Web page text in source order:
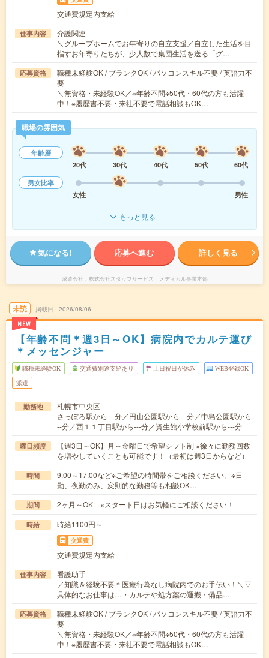
交通費規定内支給
仕事内容
介護関連
＼グループホームでお年寄りの自立支援／自立した生活を目
指すお年寄りたちが、少人数で集団生活を送る「グ…
応募資格
職種未経験OK / ブランクOK / パソコンスキル不要 / 英語力不
要
＼無資格・未経験OK／※年齢不問※50代・60代の方も活躍
中！※履歴書不要・来社不要で電話相談もOK…
職場の雰囲気
年齢層
20代
30代 40代 50代
60代
男女比率
女性
男性
もっと見る
気になる! 応募へ進む 詳しく見る
派遣会社 株式会社スタッフサービス メディカル事業本部
未読
NEW
掲載日 2026/08/06
【年齢不問＊週3日～OK】病院内でカルテ運び
＊メッセンジャー
職種未経験OK 交通費別途支給あり 土日祝日が休み WEB登録OK
派遣
勤務地
札幌市中央区
さっぽろ駅から---分／円山公園駅から---分／中島公園駅から-
--分／西１１丁目駅から---分／資生館小学校前駅から---分
曜日頻度
【週3日～OK】月～金曜日で希望シフト制 ※徐々に勤務回数
を増やしていくことも可能です！（最初は週3日からなど）
時間
9:00～17:00など※ご希望の時間帯をご相談ください。※日
勤、夜勤のみ、変則的な勤務等も相談OK…
期間 2ヶ月～OK ※スタート日はお気軽にご相談ください！
時給 時給1100円～
交通費
交通費規定内支給
仕事内容
看護助手
／知識＆経験不要＊医療行為なし病院内でのお手伝い！＼▽
具体的なお仕事は…・カルテや処方薬の運搬・備品…
応募資格
職種未経験OK / ブランクOK / パソコンスキル不要 / 英語力不
要
＼無資格・未経験OK／※年齢不問※50代・60代の方も活躍
中！※履歴書不要・来社不要で電話相談もOK…